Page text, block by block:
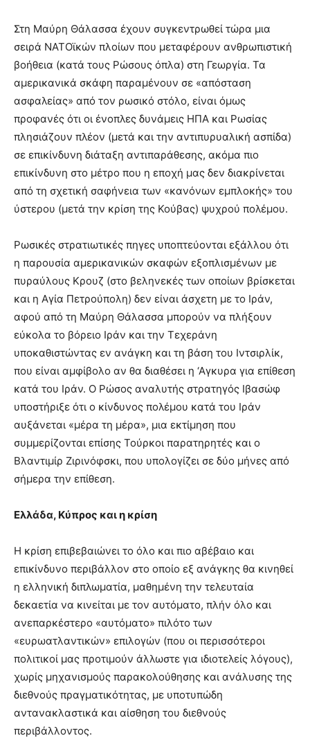
Στη Μαύρη Θάλασσα έχουν συγκεντρωθεί τώρα μια
σειρά ΝΑΤΟϊκών πλοίων που μεταφέρουν ανθρωπιστική
βοήθεια (κατά τους Ρώσους όπλα) στη Γεωργία. Τα
αμερικανικά σκάφη παραμένουν σε «απόσταση
ασφαλείας» από τον ρωσικό στόλο, είναι όμως
προφανές ότι οι ένοπλες δυνάμεις ΗΠΑ και Ρωσίας
πλησιάζουν πλέον (μετά και την αντιπυρυαλική ασπίδα)
σε επικίνδυνη διάταξη αντιπαράθεσης, ακόμα πιο
επικίνδυνη στο μέτρο που η εποχή μας δεν διακρίνεται
από τη σχετική σαφήνεια των «κανόνων εμπλοκής» του
ύστερου (μετά την κρίση της Κούβας) ψυχρού πολέμου.
Ρωσικές στρατιωτικές πηγες υποπτεύονται εξάλλου ότι
η παρουσία αμερικανικών σκαφών εξοπλισμένων με
πυραύλους Κρουζ (στο βεληνεκές των οποίων βρίσκεται
και η Αγία Πετρούπολη) δεν είναι άσχετη με το Ιράν,
αφού από τη Μαύρη Θάλασσα μπορούν να πλήξουν
εύκολα το βόρειο Ιράν και την Τεχεράνη
υποκαθιστώντας εν ανάγκη και τη βάση του Ιντσιρλίκ,
που είναι αμφίβολο αν θα διαθέσει η ‘Αγκυρα για επίθεση
κατά του Ιράν. Ο Ρώσος αναλυτής στρατηγός Ιβασώφ
υποστήριξε ότι ο κίνδυνος πολέμου κατά του Ιράν
αυξάνεται «μέρα τη μέρα», μια εκτίμηση που
συμμερίζονται επίσης Τούρκοι παρατηρητές και ο
Βλαντιμίρ Ζιρινόφσκι, που υπολογίζει σε δύο μήνες από
σήμερα την επίθεση.
Ελλάδα, Κύπρος και η κρίση
Η κρίση επιβεβαιώνει το όλο και πιο αβέβαιο και
επικίνδυνο περιβάλλον στο οποίο εξ ανάγκης θα κινηθεί
η ελληνική διπλωματία, μαθημένη την τελευταία
δεκαετία να κινείται με τον αυτόματο, πλήν όλο και
ανεπαρκέστερο «αυτόματο» πιλότο των
«ευρωατλαντικών» επιλογών (που οι περισσότεροι
πολιτικοί μας προτιμούν άλλωστε για ιδιοτελείς λόγους),
χωρίς μηχανισμούς παρακολούθησης και ανάλυσης της
διεθνούς πραγματικότητας, με υποτυπώδη
αντανακλαστικά και αίσθηση του διεθνούς
περιβάλλοντος.